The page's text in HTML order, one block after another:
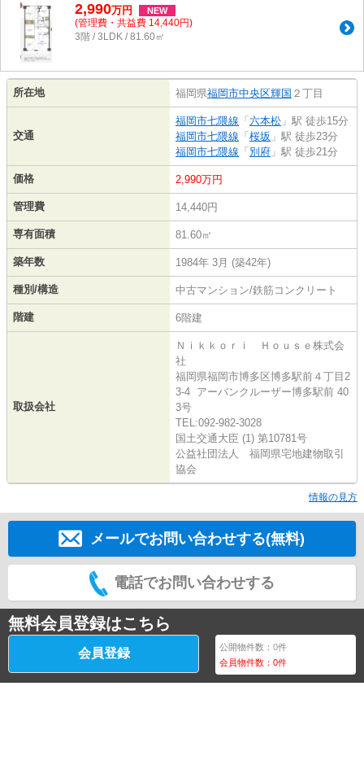
2,990万円 NEW
(管理費・共益費 14,440円)
3階 / 3LDK / 81.60㎡
所在地 福岡県福岡市中央区輝国 ２丁目
交通
福岡市七隈線 「 六本松 」駅 徒歩15分
福岡市七隈線 「 桜坂 」駅 徒歩23分
福岡市七隈線 「 別府 」駅 徒歩21分
価格 2,990万円
管理費 14,440円
専有面積 81.60㎡
築年数 1984年 3月 (築42年)
種別/構造 中古マンション/鉄筋コンクリート
階建 6階建
取扱会社
Ｎｉｋｋｏｒｉ Ｈｏｕｓｅ株式会
社
福岡県福岡市博多区博多駅前４丁目2
3-4 アーバンクルーザー博多駅前 40
3号
TEL:092-982-3028
国土交通大臣 (1) 第10781号
公益社団法人 福岡県宅地建物取引
協会
情報の見方
メールでお問い合わせする(無料)
電話でお問い合わせする
無料会員登録はこちら
会員登録 公開物件数：0件
会員物件数：0件